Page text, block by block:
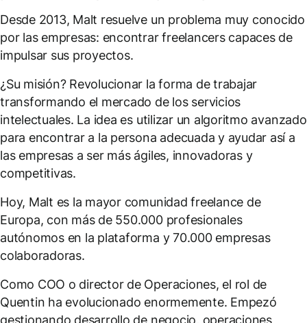
Desde 2013, Malt resuelve un problema muy conocido
por las empresas: encontrar freelancers capaces de
impulsar sus proyectos.
¿Su misión? Revolucionar la forma de trabajar
transformando el mercado de los servicios
intelectuales. La idea es utilizar un algoritmo avanzado
para encontrar a la persona adecuada y ayudar así a
las empresas a ser más ágiles, innovadoras y
competitivas.
Hoy, Malt es la mayor comunidad freelance de
Europa, con más de 550.000 profesionales
autónomos en la plataforma y 70.000 empresas
colaboradoras.
Como COO o director de Operaciones, el rol de
Quentin ha evolucionado enormemente. Empezó
gestionando desarrollo de negocio, operaciones